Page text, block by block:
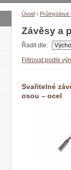
Úvod › Průmyslové
Závěsy a
Řadit dle:
Filtrovat podle
Svařitelné
osou – ocel